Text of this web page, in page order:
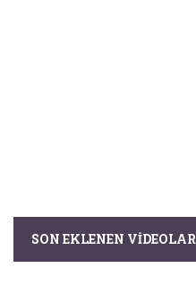
SON EKLENEN VIDEOLAR